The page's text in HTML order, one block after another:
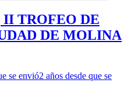
TROFEO DE
DE MOLINA
se envió2 años desde que se